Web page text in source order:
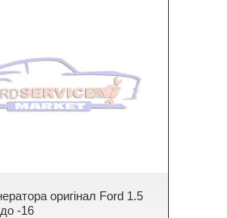
оригінал Ford 1.5
-16